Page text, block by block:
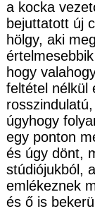
a kocka
bejuttatott új
hölgy, aki
hogy
feltétel nélkül
úgyhogy
egy ponton
és úgy dönt,
stúdiójukból,
emlékeznek
és ő is